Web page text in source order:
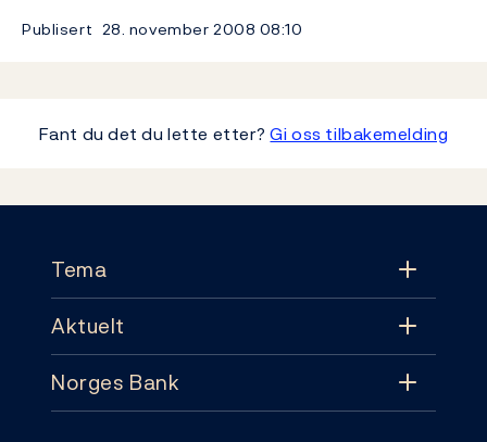
Publisert 28. november 2008 08:10
Fant du det du lette etter?Gi oss tilbakemelding
Tema
Tema
Pengepolitikk
Aktuelt
Aktuelt
Norges Bank